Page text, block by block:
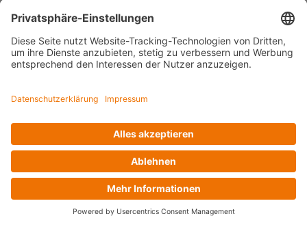
Gefahrenmelder
Türsprechanlagen
Alle anzeigen
Außenstationen
Klingeltaster und Gongs
Sprechanlagen-Sets
Zubehör Türkommunikation
Videoüberwachung
Zubehör Videoüberwachung
Alle anzeigen